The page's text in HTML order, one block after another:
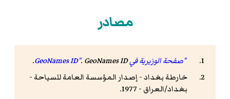
مصادر
"صفحة الوزيرية في GeoNames ID" . GeoNames ID
.
خارطة بغداد - إصدار المؤسسة العامة للسياحة -
بغداد/العراق - 1977.